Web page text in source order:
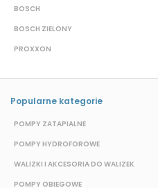
BOSCH
BOSCH ZIELONY
PROXXON
Popularne kategorie
POMPY ZATAPIALNE
POMPY HYDROFOROWE
WALIZKI I AKCESORIA DO WALIZEK
POMPY OBIEGOWE